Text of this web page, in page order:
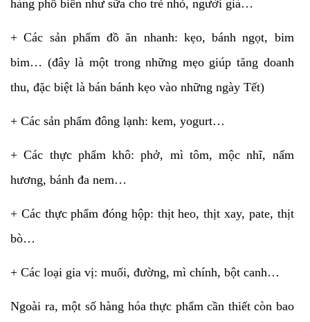
hàng phổ biến như sữa cho trẻ nhỏ, người già…
+ Các sản phẩm đồ ăn nhanh: kẹo, bánh ngọt, bim
bim… (đây là một trong những mẹo giúp tăng doanh
thu, đặc biệt là bán bánh kẹo vào những ngày Tết)
+ Các sản phẩm đông lạnh: kem, yogurt…
+ Các thực phẩm khô: phở, mì tôm, mộc nhĩ, nấm
hương, bánh đa nem…
+ Các thực phẩm đóng hộp: thịt heo, thịt xay, pate, thịt
bò…
+ Các loại gia vị: muối, đường, mì chính, bột canh…
Ngoài ra, một số hàng hóa thực phẩm cần thiết còn bao